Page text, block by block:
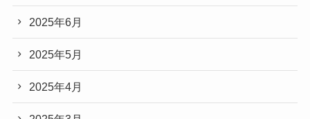
2025年6月
2025年5月
2025年4月